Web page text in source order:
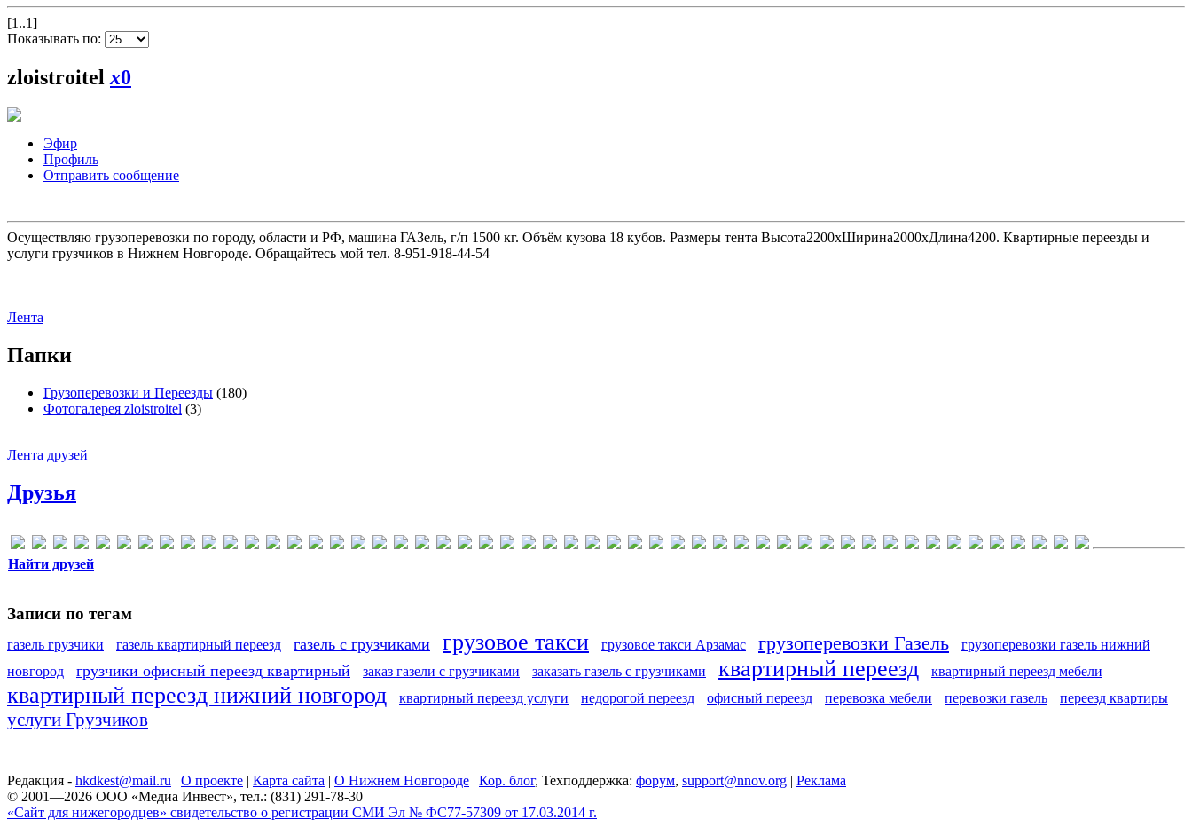
[1..1]
Показывать по:
zloistroitel x0
Эфир
Профиль
Отправить сообщение
Осуществляю грузоперевозки по городу, области и РФ, машина ГАЗель, г/п 1500 кг. Объём кузова 18 кубов. Размеры тента Высота2200хШирина2000хДлина4200. Квартирные переезды и
услуги грузчиков в Нижнем Новгороде. Обращайтесь мой тел. 8-951-918-44-54
Лента
Папки
Грузоперевозки и Переезды (180)
Фотогалерея zloistroitel (3)
Лента друзей
Друзья
Найти друзей
Записи по тегам
газель грузчики газель квартирный переезд газель с грузчиками грузовое такси грузовое такси Арзамас грузоперевозки Газель
грузоперевозки газель нижний
новгород
грузчики офисный переезд квартирный заказ газели с грузчиками заказать газель с грузчиками квартирный переезд квартирный переезд мебели
квартирный переезд нижний новгород квартирный переезд услуги недорогой переезд офисный переезд перевозка мебели перевозки газель переезд квартиры
услуги Грузчиков
Редакция - hkdkest@mail.ru | О проекте | Карта сайта | О Нижнем Новгороде | Кор. блог, Техподдержка: форум, support@nnov.org | Реклама
© 2001—2026 ООО «Медиа Инвест», тел.: (831) 291-78-30
«Сайт для нижегородцев» свидетельство о регистрации СМИ Эл № ФС77-57309 от 17.03.2014 г.